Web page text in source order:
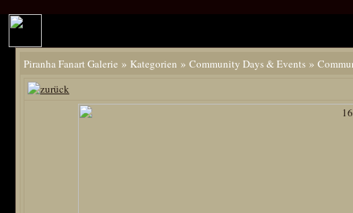
Piranha Fanart Galerie » Kategorien » Community Days & Events »